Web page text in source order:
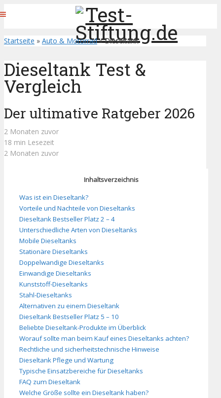
Startseite » Auto & Motorrad»Dieseltank
Dieseltank Test &
Vergleich
Der ultimative Ratgeber 2026
2 Monaten zuvor
18 min Lesezeit
2 Monaten zuvor
Inhaltsverzeichnis
Was ist ein Dieseltank?
Vorteile und Nachteile von Dieseltanks
Dieseltank Bestseller Platz 2 – 4
Unterschiedliche Arten von Dieseltanks
Mobile Dieseltanks
Stationäre Dieseltanks
Doppelwandige Dieseltanks
Einwandige Dieseltanks
Kunststoff-Dieseltanks
Stahl-Dieseltanks
Alternativen zu einem Dieseltank
Dieseltank Bestseller Platz 5 – 10
Beliebte Dieseltank-Produkte im Überblick
Worauf sollte man beim Kauf eines Dieseltanks achten?
Rechtliche und sicherheitstechnische Hinweise
Dieseltank Pflege und Wartung
Typische Einsatzbereiche für Dieseltanks
FAQ zum Dieseltank
Welche Größe sollte ein Dieseltank haben?